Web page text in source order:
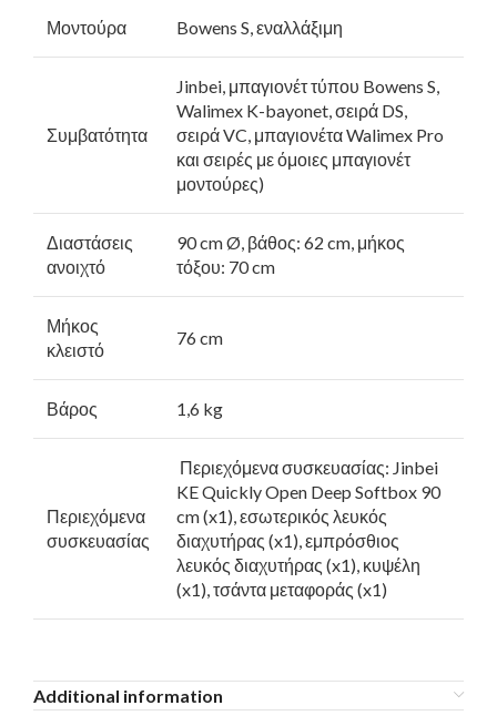
Μοντούρα Bowens S, εναλλάξιμη
Συμβατότητα
Jinbei, μπαγιονέτ τύπου Bowens S,
Walimex K-bayonet, σειρά DS,
σειρά VC, μπαγιονέτα Walimex Pro
και σειρές με όμοιες μπαγιονέτ
μοντούρες)
Διαστάσεις
ανοιχτό
90 cm Ø, βάθος: 62 cm, μήκος
τόξου: 70 cm
Μήκος
κλειστό
76 cm
Βάρος 1,6 kg
Περιεχόμενα
συσκευασίας
Περιεχόμενα συσκευασίας: Jinbei
KE Quickly Open Deep Softbox 90
cm (x1), εσωτερικός λευκός
διαχυτήρας (x1), εμπρόσθιος
λευκός διαχυτήρας (x1), κυψέλη
(x1), τσάντα μεταφοράς (x1)
Additional information